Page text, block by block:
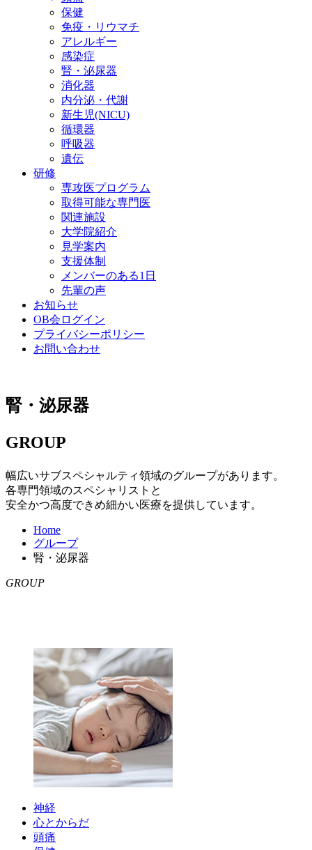
保健
免疫・リウマチ
アレルギー
感染症
腎・泌尿器
消化器
内分泌・代謝
新生児(NICU)
循環器
呼吸器
遺伝
研修
専攻医プログラム
取得可能な専門医
関連施設
大学院紹介
見学案内
支援体制
メンバーのある1日
先輩の声
お知らせ
OB会ログイン
プライバシーポリシー
お問い合わせ
腎・泌尿器
GROUP
幅広いサブスペシャルティ領域のグループがあります。
各専門領域のスペシャリストと
安全かつ高度できめ細かい医療を提供しています。
Home
グループ
腎・泌尿器
GROUP
神経
心とからだ
頭痛